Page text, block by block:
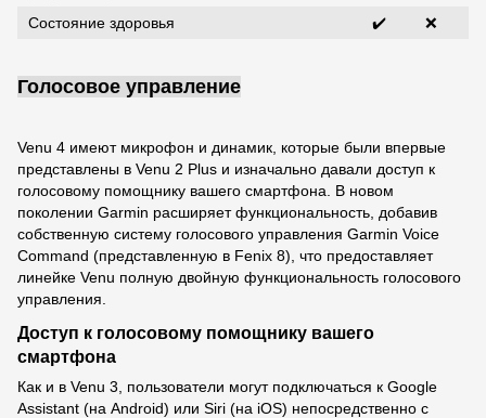
Состояние здоровья ✔️ ❌
Голосовое управление
Venu 4 имеют микрофон и динамик, которые были впервые
представлены в Venu 2 Plus и изначально давали доступ к
голосовому помощнику вашего смартфона. В новом
поколении Garmin расширяет функциональность, добавив
собственную систему голосового управления Garmin Voice
Command (представленную в Fenix 8), что предоставляет
линейке Venu полную двойную функциональность голосового
управления.
Доступ к голосовому помощнику вашего
смартфона
Как и в Venu 3, пользователи могут подключаться к Google
Assistant (на Android) или Siri (на iOS) непосредственно с